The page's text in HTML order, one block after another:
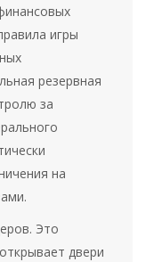
игры
резервная
за
на
Это
двери